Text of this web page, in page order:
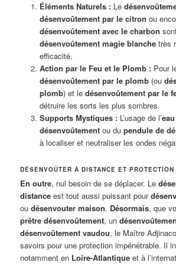
Éléments Naturels :Le
désenvoûtement par le citron ou
désenvoûtement avec le charbon
désenvoûtement magie blanchetrès
efficacité.
Action par le Feu et le Plomb :Pour
désenvoûtement par le plomb(ou
plomb) et le désenvoûtement par le
détruire les sorts les plus sombres.
Supports Mystiques :L’usage de l’
désenvoûtementou du pendule de
à localiser et neutraliser les ondes
DÉSENVOÛTER À DISTANCE ET PROTECTION
En outre, nul besoin de se déplacer. Le
distance est tout aussi puissant pour
oudésenvouter maison. Désormais, que
prêtre désenvoûtement, un
désenvoûtement vaudou, le Maître
savoirs pour une protection impénétrable. Il
notamment en Loire-Atlantique et à